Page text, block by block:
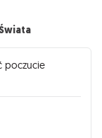
poczucie